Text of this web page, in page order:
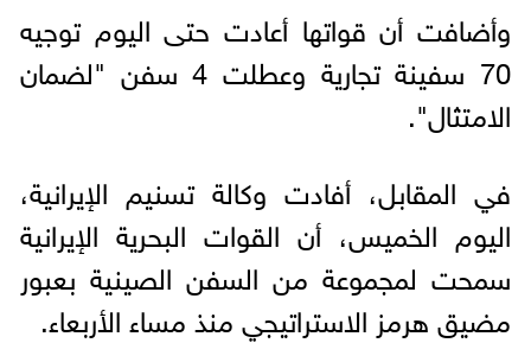
وأضافت أن قواتها أعادت حتى اليوم توجيه
70 سفينة تجارية وعطلت 4 سفن "لضمان
الامتثال".
في المقابل، أفادت وكالة تسنيم الإيرانية،
اليوم الخميس، أن القوات البحرية الإيرانية
سمحت لمجموعة من السفن الصينية بعبور
مضيق هرمز الاستراتيجي منذ مساء الأربعاء.